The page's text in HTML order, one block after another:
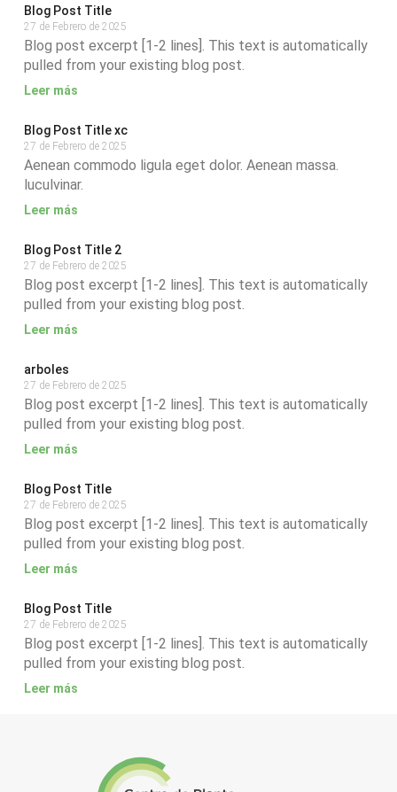
Blog Post Title
27 de Febrero de 2025
Blog post excerpt [1-2 lines]. This text is automatically
pulled from your existing blog post.
Leer más
Blog Post Title xc
27 de Febrero de 2025
Aenean commodo ligula eget dolor. Aenean massa.
luculvinar.
Leer más
Blog Post Title 2
27 de Febrero de 2025
Blog post excerpt [1-2 lines]. This text is automatically
pulled from your existing blog post.
Leer más
arboles
27 de Febrero de 2025
Blog post excerpt [1-2 lines]. This text is automatically
pulled from your existing blog post.
Leer más
Blog Post Title
27 de Febrero de 2025
Blog post excerpt [1-2 lines]. This text is automatically
pulled from your existing blog post.
Leer más
Blog Post Title
27 de Febrero de 2025
Blog post excerpt [1-2 lines]. This text is automatically
pulled from your existing blog post.
Leer más